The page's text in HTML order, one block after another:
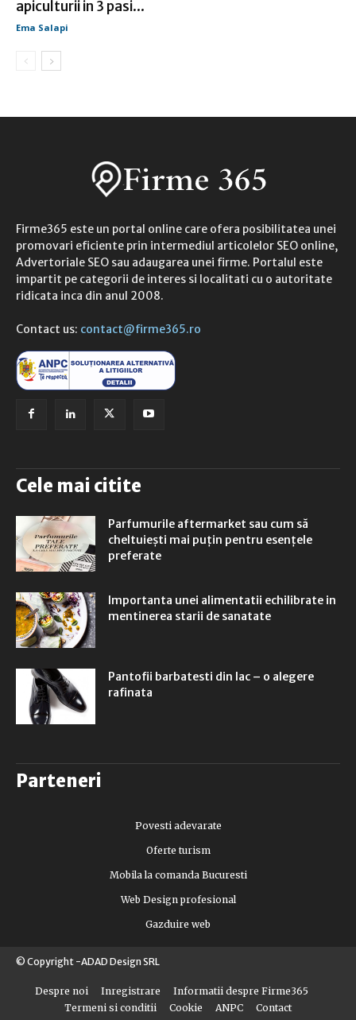
apiculturii in 3 pasi...
Ema Salapi
Firme365 este un portal online care ofera posibilitatea unei
promovari eficiente prin intermediul articolelor SEO online,
Advertoriale SEO sau adaugarea unei firme. Portalul este
impartit pe categorii de interes si localitati cu o autoritate
ridicata inca din anul 2008.
Contact us: contact@firme365.ro
Cele mai citite
Parfumurile aftermarket sau cum să
cheltuiești mai puțin pentru esențele
preferate
Importanta unei alimentatii echilibrate in
mentinerea starii de sanatate
Pantofii barbatesti din lac – o alegere
rafinata
Parteneri
Povesti adevarate
Oferte turism
Mobila la comanda Bucuresti
Web Design profesional
Gazduire web
© Copyright -ADAD Design SRL
Despre noi Inregistrare
Informatii despre Firme365
Termeni si conditii
Cookie ANPC Contact